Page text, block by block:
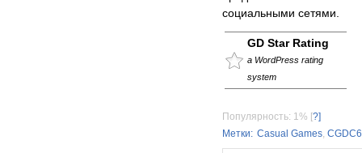
социальными сетями.
GD Star Rating
a WordPress rating
system
Популярность: 1% [?]
Метки: Casual Games, CGDC6